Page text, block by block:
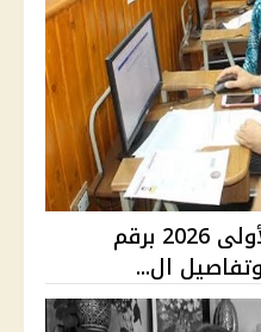
نتيجة تنسيق المرحلة الأولى 2026 برقم
ال...